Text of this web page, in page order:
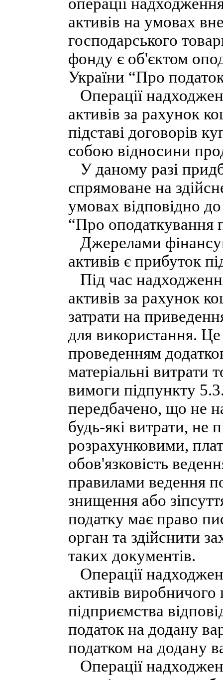
активів на умовах
господарського
фонду є об'єктом
України “Про
Операції
активів за рахунок
підставі договорів
собою відносини
У даному разі
спрямоване на
умовах відповідно
“Про оподаткування
Джерелами
активів є прибуток
Під час
активів за рахунок
затрати на
для використання. Це
проведенням
матеріальні
вимоги підпункту
передбачено, що не
будь-які витрати, не
розрахунковими,
обов'язковість
правилами ведення
знищення або
податку має право
орган та здійснити
таких документів.
Операції
активів
підприємства
податок на додану
податком на додану
Операції